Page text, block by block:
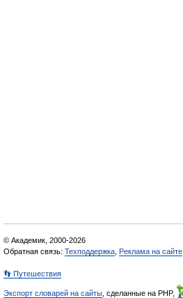
© Академик, 2000-2026
Обратная связь: Техподдержка Реклама на сайте
👣 Путешествия
Экспорт словарей на сайты , сделанные на PHP,